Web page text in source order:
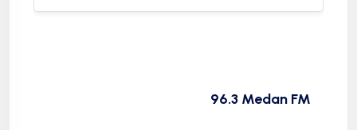
96.3 Medan FM